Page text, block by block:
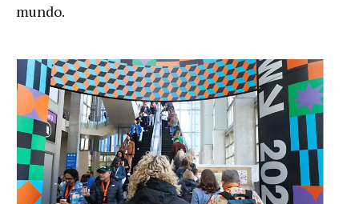
mundo.